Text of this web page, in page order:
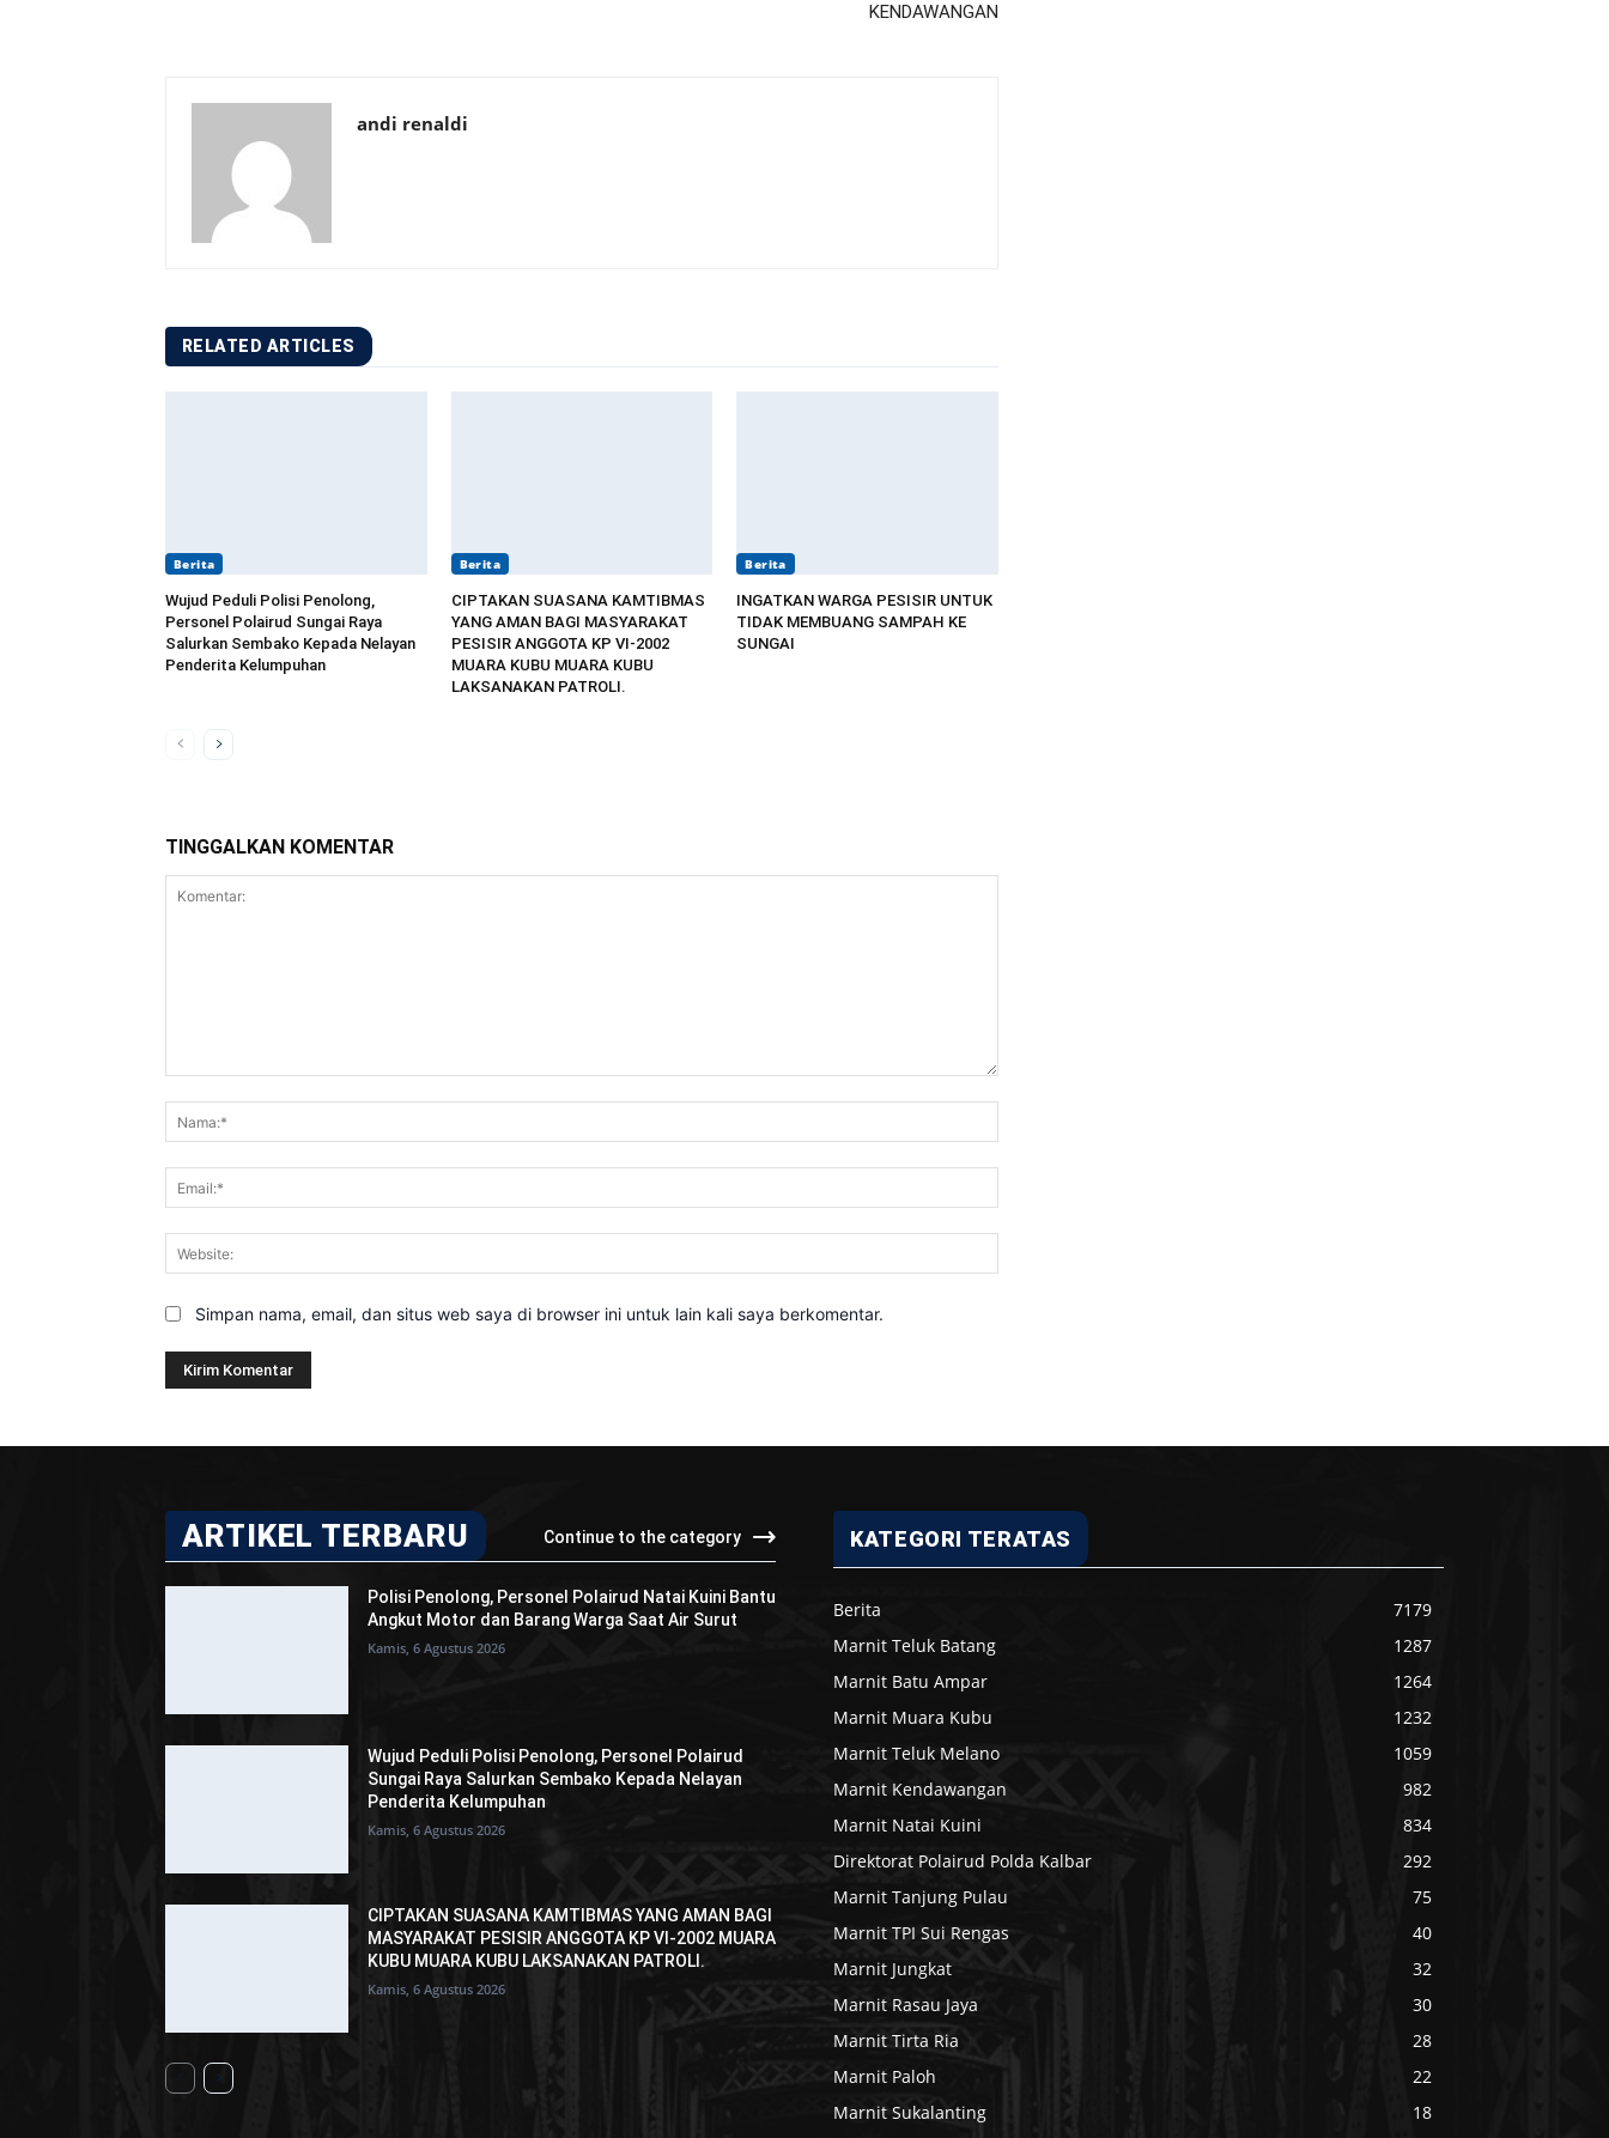
KENDAWANGAN
andi renaldi
RELATED ARTICLES
Berita
Wujud Peduli Polisi Penolong,
Personel Polairud Sungai Raya
Salurkan Sembako Kepada Nelayan
Penderita Kelumpuhan
Berita
CIPTAKAN SUASANA KAMTIBMAS
YANG AMAN BAGI MASYARAKAT
PESISIR ANGGOTA KP VI-2002
MUARA KUBU MUARA KUBU
LAKSANAKAN PATROLI.
Berita
INGATKAN WARGA PESISIR UNTUK
TIDAK MEMBUANG SAMPAH KE
SUNGAI
TINGGALKAN KOMENTAR
Simpan nama, email, dan situs web saya di browser ini untuk lain kali saya berkomentar.
ARTIKEL TERBARU Continue to the category
Polisi Penolong, Personel Polairud Natai Kuini Bantu
Angkut Motor dan Barang Warga Saat Air Surut
Kamis, 6 Agustus 2026
Wujud Peduli Polisi Penolong, Personel Polairud
Sungai Raya Salurkan Sembako Kepada Nelayan
Penderita Kelumpuhan
Kamis, 6 Agustus 2026
CIPTAKAN SUASANA KAMTIBMAS YANG AMAN BAGI
MASYARAKAT PESISIR ANGGOTA KP VI-2002 MUARA
KUBU MUARA KUBU LAKSANAKAN PATROLI.
Kamis, 6 Agustus 2026
KATEGORI TERATAS
Berita
7179
Marnit Teluk Batang
1287
Marnit Batu Ampar
1264
Marnit Muara Kubu
1232
Marnit Teluk Melano
1059
Marnit Kendawangan
982
Marnit Natai Kuini
834
Direktorat Polairud Polda Kalbar
292
Marnit Tanjung Pulau
75
Marnit TPI Sui Rengas
40
Marnit Jungkat
32
Marnit Rasau Jaya
30
Marnit Tirta Ria
28
Marnit Paloh
22
Marnit Sukalanting
18